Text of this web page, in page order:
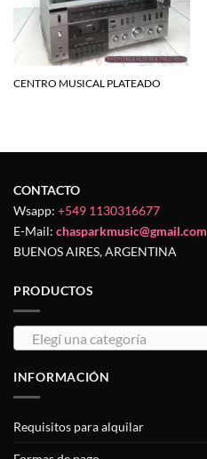
CENTRO MUSICAL PLATEADO
CONTACTO
Wsapp: +549 1130316677
E-Mail: chasparkmusic@gmail.com
BUENOS AIRES, ARGENTINA
PRODUCTOS
Elegí una categoría
INFORMACIÓN
Requisitos para alquilar